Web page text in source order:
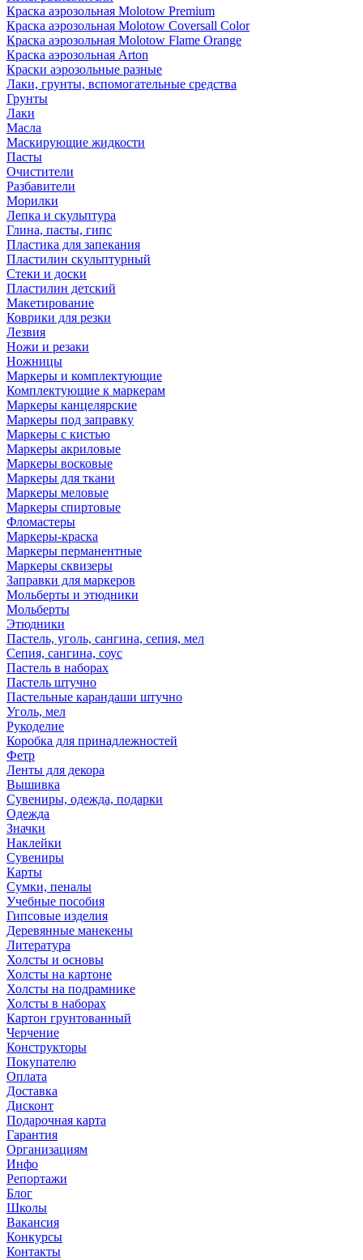
Краска аэрозольная Molotow Premium
Краска аэрозольная Molotow Coversall Color
Краска аэрозольная Molotow Flame Orange
Краска аэрозольная Arton
Краски аэрозольные разные
Лаки, грунты, вспомогательные средства
Грунты
Лаки
Масла
Маскирующие жидкости
Пасты
Очистители
Разбавители
Морилки
Лепка и скульптура
Глина, пасты, гипс
Пластика для запекания
Пластилин скульптурный
Стеки и доски
Пластилин детский
Макетирование
Коврики для резки
Лезвия
Ножи и резаки
Ножницы
Маркеры и комплектующие
Комплектующие к маркерам
Маркеры канцелярские
Маркеры под заправку
Маркеры с кистью
Маркеры акриловые
Маркеры восковые
Маркеры для ткани
Маркеры меловые
Маркеры спиртовые
Фломастеры
Маркеры-краска
Маркеры перманентные
Маркеры сквизеры
Заправки для маркеров
Мольберты и этюдники
Мольберты
Этюдники
Пастель, уголь, сангина, сепия, мел
Сепия, сангина, соус
Пастель в наборах
Пастель штучно
Пастельные карандаши штучно
Уголь, мел
Рукоделие
Коробка для принадлежностей
Фетр
Ленты для декора
Вышивка
Сувениры, одежда, подарки
Одежда
Значки
Наклейки
Сувениры
Карты
Сумки, пеналы
Учебные пособия
Гипсовые изделия
Деревянные манекены
Литература
Холсты и основы
Холсты на картоне
Холсты на подрамнике
Холсты в наборах
Картон грунтованный
Черчение
Конструкторы
Покупателю
Оплата
Доставка
Дисконт
Подарочная карта
Гарантия
Организациям
Инфо
Репортажи
Блог
Школы
Вакансия
Конкурсы
Контакты